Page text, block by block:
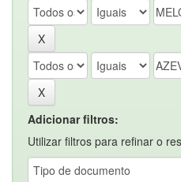
Adicionar filtros:
Utilizar filtros para refinar o